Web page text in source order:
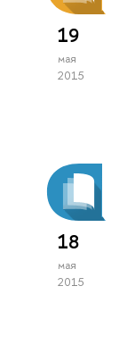
19
мая
2015
18
мая
2015